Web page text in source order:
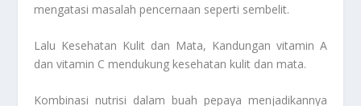
mengatasi masalah pencernaan seperti sembelit.
Lalu Kesehatan Kulit dan Mata, Kandungan vitamin A
dan vitamin C mendukung kesehatan kulit dan mata.
Kombinasi nutrisi dalam buah pepaya menjadikannya